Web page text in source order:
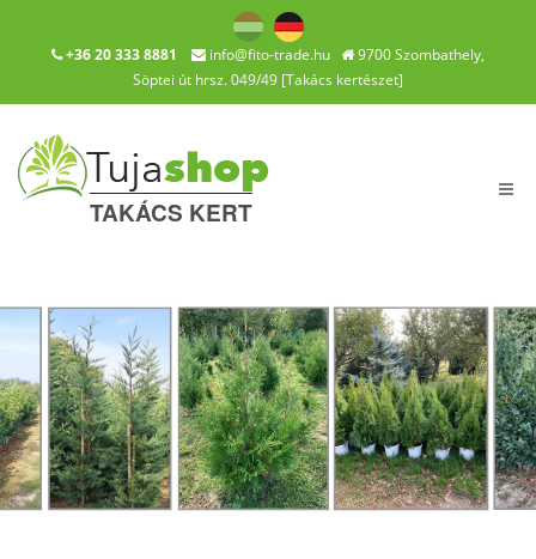
+36 20 333 8881 info@fito-trade.hu
9700 Szombathely,
Söptei út hrsz. 049/49 [Takács kertészet]
TAKÁCS KERT